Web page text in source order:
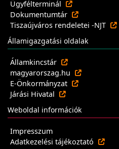
Ügyfélterminál
Dokumentumtár
Tiszaújváros rendeletei -NJT
Államigazgatási oldalak
Államkincstár
magyarorszag.hu
E-Önkormányzat
Járási Hivatal
Weboldal információk
Impresszum
Adatkezelési tájékoztató